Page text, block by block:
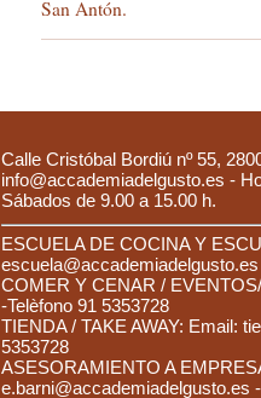
San Antón.
Calle Cristóbal Bordiú nº 55,
info@accademiadelgusto.es -
Sábados de 9.00 a 15.00 h.
ESCUELA DE COCINA Y
es
COMER Y CENAR /
-Telèfono 91 5353728
TIENDA / TAKE AWAY: Email:
5353728
ASESORAMIENTO A
e.barni@accademiadelgusto.es